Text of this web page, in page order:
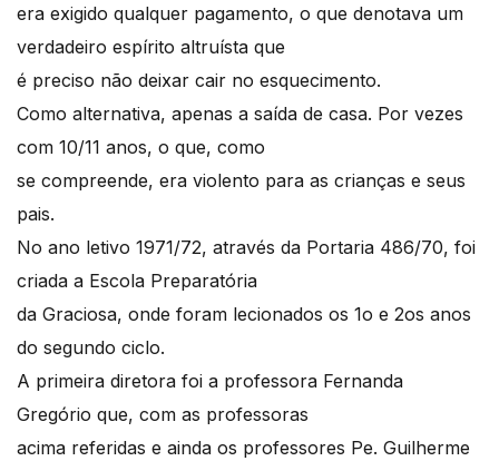
era exigido qualquer pagamento, o que denotava um
verdadeiro espírito altruísta que
é preciso não deixar cair no esquecimento.
Como alternativa, apenas a saída de casa. Por vezes
com 10/11 anos, o que, como
se compreende, era violento para as crianças e seus
pais.
No ano letivo 1971/72, através da Portaria 486/70, foi
criada a Escola Preparatória
da Graciosa, onde foram lecionados os 1o e 2os anos
do segundo ciclo.
A primeira diretora foi a professora Fernanda
Gregório que, com as professoras
acima referidas e ainda os professores Pe. Guilherme